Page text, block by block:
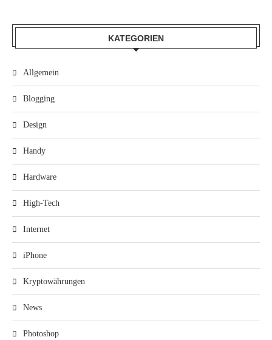
KATEGORIEN
Allgemein
Blogging
Design
Handy
Hardware
High-Tech
Internet
iPhone
Kryptowährungen
News
Photoshop